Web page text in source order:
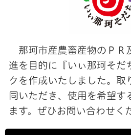
那珂市産農畜産物のＰＲ
進を目的に『いぃ那珂そだ
クを作成いたしました。取
同いただき、使用を希望す
ます。ぜひお問い合わせく